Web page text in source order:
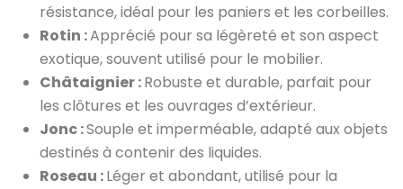
résistance, idéal pour les paniers et les corbeilles.
Rotin :Apprécié pour sa légèreté et son aspect
exotique, souvent utilisé pour le mobilier.
Châtaignier :Robuste et durable, parfait pour
les clôtures et les ouvrages d’extérieur.
Jonc :Souple et imperméable, adapté aux objets
destinés à contenir des liquides.
Roseau :Léger et abondant, utilisé pour la